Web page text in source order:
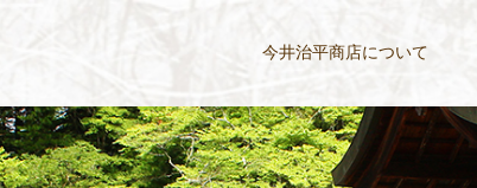
今井治平商店について